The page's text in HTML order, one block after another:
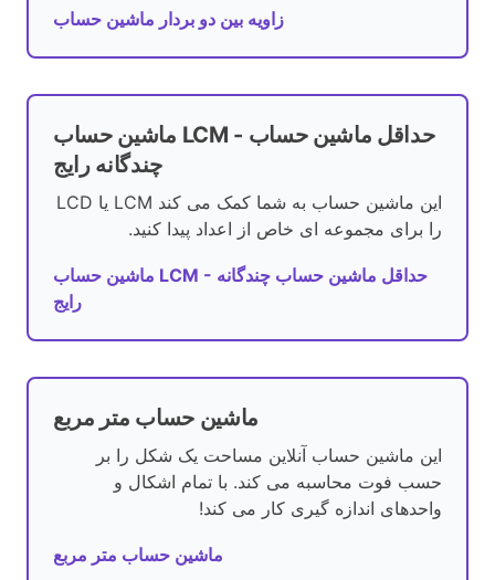
زاویه بین دو بردار ماشین حساب
ماشین حساب LCM - حداقل ماشین حساب
چندگانه رایج
این ماشین حساب به شما کمک می کند LCM یا LCD
را برای مجموعه ای خاص از اعداد پیدا کنید.
ماشین حساب LCM - حداقل ماشین حساب چندگانه
رایج
ماشین حساب متر مربع
این ماشین حساب آنلاین مساحت یک شکل را بر
حسب فوت محاسبه می کند. با تمام اشکال و
واحدهای اندازه گیری کار می کند!
ماشین حساب متر مربع